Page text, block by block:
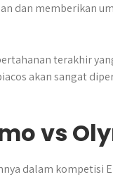
dan memberikan
terakhir
akan sangat
vs
dalam kompetisi